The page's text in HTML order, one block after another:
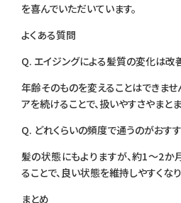
を喜んでいただいています。
よくある質問
Q. エイジングによる髪質の変化は改
年齢そのものを変えることはできま
アを続けることで、扱いやすさやまと
Q. どれくらいの頻度で通うのがおす
髪の状態にもよりますが、約1〜2か
ることで、良い状態を維持しやすくなり
まとめ